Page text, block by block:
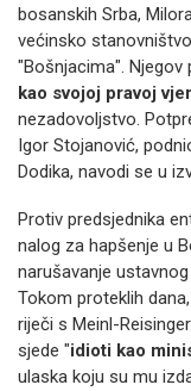
bosanskih Srba,
većinsko
"Bošnjacima".
kao svojoj pravoj
nezadovoljstvo.
Igor Stojanović,
Dodika, navodi se u
Protiv predsjednika
nalog za hapšenje u
narušavanje
Tokom proteklih
riječi s Meinl-
sjede "idioti kao
ulaska koju su mu